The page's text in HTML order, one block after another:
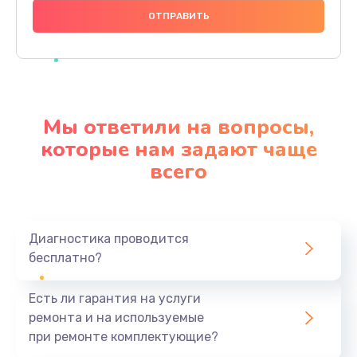
1490 руб.
Заказать
Замена кнопки Home (домой)
Замена сканера отпечатка
Заказать
Мы ответили на вопросы,
которые нам задают чаще
всего
Диагностика проводится
бесплатно?
Есть ли гарантия на услуги
ремонта и на используемые
при ремонте комплектующие?